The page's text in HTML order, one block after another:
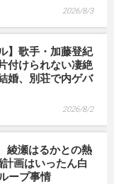
2026/8/3
】歌手・加藤登紀
付けられない凄絶
婚、別荘で内ゲバ
2026/8/2
綾瀬はるかとの熱
画はいったん白
ープ事情